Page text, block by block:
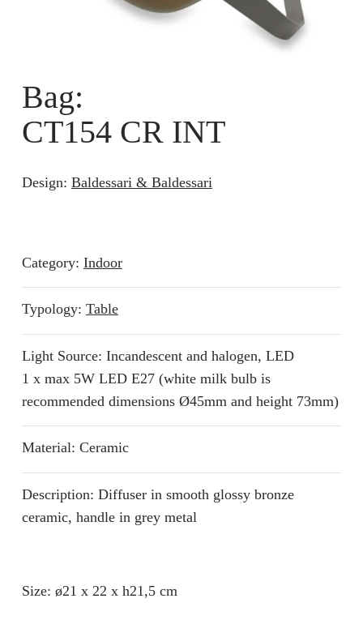
Bag:
CT154 CR INT
Design: Baldessari & Baldessari
Category: Indoor
Typology: Table
Light Source: Incandescent and halogen, LED
1 x max 5W LED E27 (white milk bulb is
recommended dimensions Ø45mm and height 73mm)
Material: Ceramic
Description: Diffuser in smooth glossy bronze
ceramic, handle in grey metal
Size: ø21 x 22 x h21,5 cm